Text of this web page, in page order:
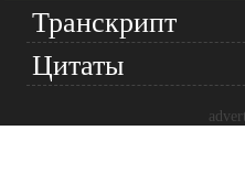
Транскрипт
Цитаты